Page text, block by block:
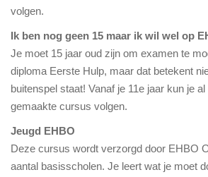
volgen.
Ik ben nog geen 15 maar ik wil wel op
Je moet 15 jaar oud zijn om examen te
diploma Eerste Hulp, maar dat betekent
buitenspel staat! Vanaf je 11e jaar kun je
gemaakte cursus volgen.
Jeugd EHBO
Deze cursus wordt verzorgd door EHBO
aantal basisscholen. Je leert wat je moet